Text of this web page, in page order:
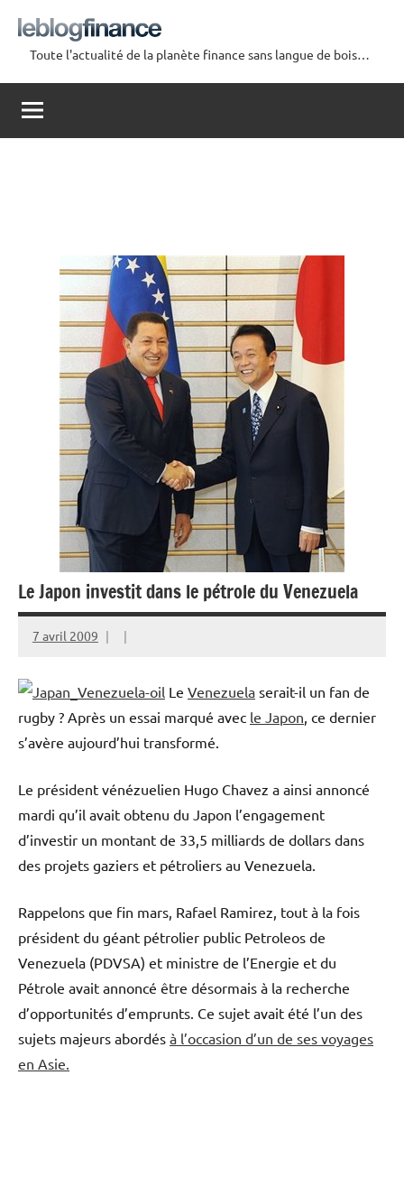
contenu
Le
Blog
Finance
Toute l'actualité de la planète finance sans langue de bois…
Le Japon investit dans le pétrole du Venezuela
7 avril 2009
Le Venezuela serait-il un fan de
rugby ? Après un essai marqué avec le Japon , ce dernier
s’avère aujourd’hui transformé.
Le président vénézuelien Hugo Chavez a ainsi annoncé
mardi qu’il avait obtenu du Japon l’engagement
d’investir un montant de 33,5 milliards de dollars dans
des projets gaziers et pétroliers au Venezuela.
Rappelons que fin mars, Rafael Ramirez, tout à la fois
président du géant pétrolier public Petroleos de
Venezuela (PDVSA) et ministre de l’Energie et du
Pétrole avait annoncé être désormais à la recherche
d’opportunités d’emprunts. Ce sujet avait été l’un des
sujets majeurs abordés à l’occasion d’un de ses voyages
en Asie.